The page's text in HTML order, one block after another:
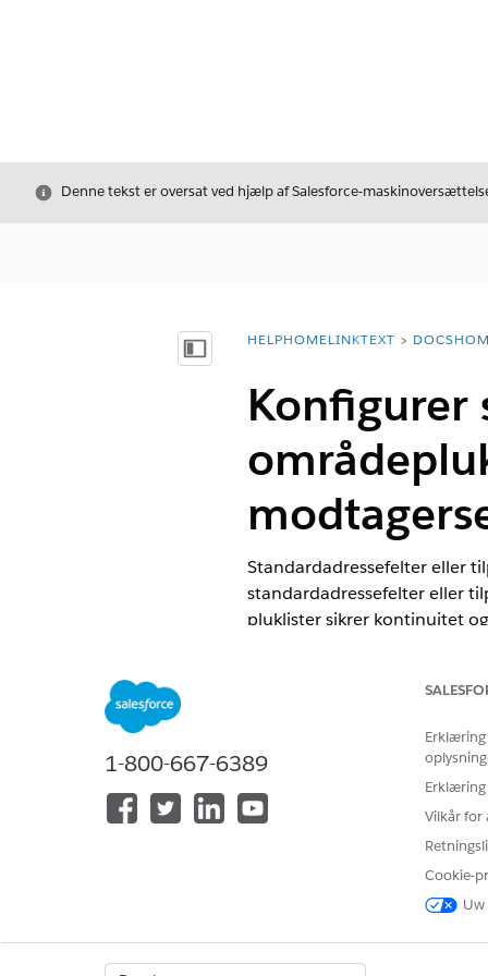
LukDenne tekst er oversat ved hjælp af Salesforce-
Vis indholdsfortegnelse
breadcrumbDescription
HELPHOMELINKTEXT
Konfigurer
Standardadressefelter eller
standardadressefelter eller
pluklister sikrer kontinuitet
Professional,
Hvis du vil konfigurere
Hvis du vil konfigurere stats-
Konfigurer
1-800-667-6389
Erklæring
Vilkår for
Cookie-
Uw